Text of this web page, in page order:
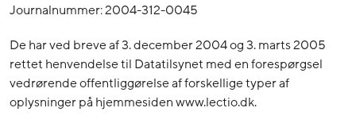
Journalnummer: 2004-312-0045
De har ved breve af 3. december 2004 og 3. marts 2005
rettet henvendelse til Datatilsynet med en forespørgsel
vedrørende offentliggørelse af forskellige typer af
oplysninger på hjemmesiden www.lectio.dk.